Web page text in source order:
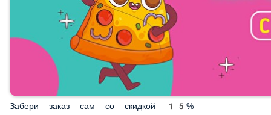
Забери заказ сам со скидкой 15%